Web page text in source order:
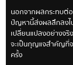
นอกจากผลกระทบต่
ปัญหานี้ส่งผลลึกลงไ
เปลี่ยนแปลงอย่างจริ
จะเป็นกุญแจสำคัญที่
ครั้ง